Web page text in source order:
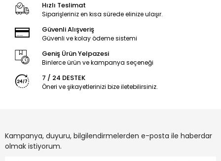
Hızlı Teslimat
Siparişleriniz en kısa sürede elinize ulaşır.
Güvenli Alışveriş
Güvenli ve kolay ödeme sistemi
Geniş Ürün Yelpazesi
Binlerce ürün ve kampanya seçeneği
7 / 24 DESTEK
Öneri ve şikayetlerinizi bize iletebilirsiniz.
Kampanya, duyuru, bilgilendirmelerden e-posta ile haberdar
olmak istiyorum.